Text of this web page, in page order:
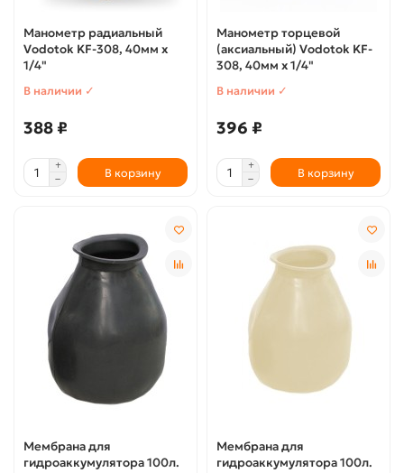
Манометр радиальный
Vodotok KF-308, 40мм x
1/4"
В наличии ✓
388 ₽
В корзину
Манометр торцевой
(аксиальный) Vodotok KF-
308, 40мм x 1/4"
В наличии ✓
396 ₽
В корзину
Мембрана для
гидроаккумулятора 100л.
Мембрана для
гидроаккумулятора 100л.